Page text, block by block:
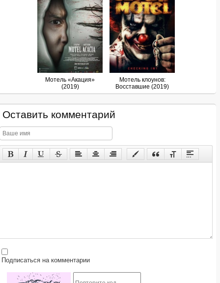
Мотель «Акация»
(2019)
Мотель клоунов:
Восставшие (2019)
Оставить комментарий
на комментарии